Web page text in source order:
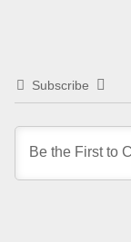
Subscribe